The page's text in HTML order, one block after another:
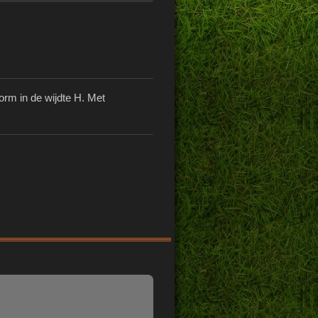
in de wijdte H. Met